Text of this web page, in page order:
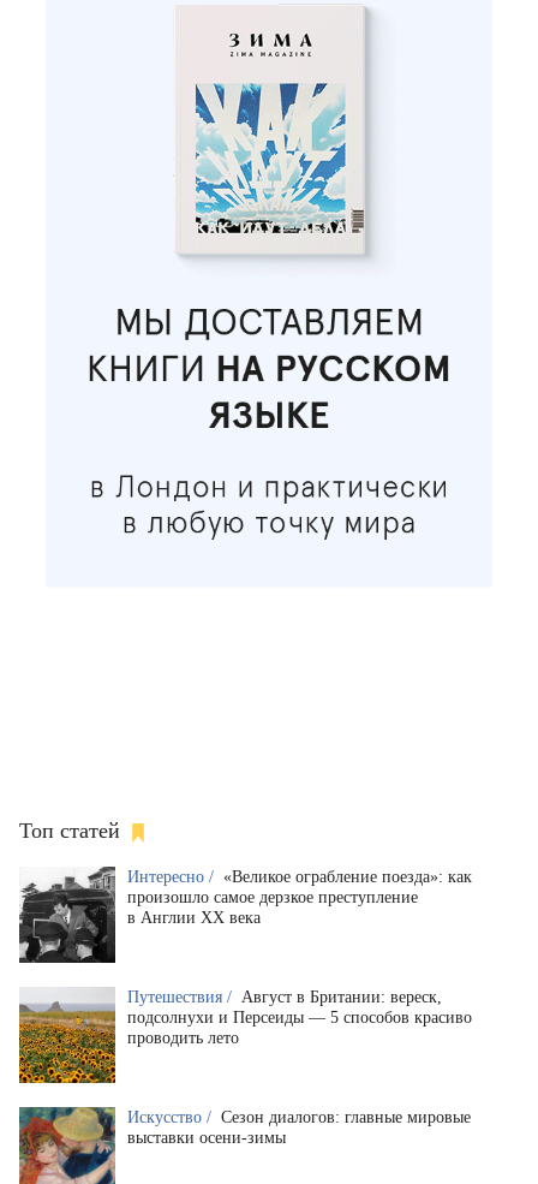
Топ статей
Интересно / «Великое ограбление поезда»: как
произошло самое дерзкое преступление
в Англии XX века
Путешествия / Август в Британии: вереск,
подсолнухи и Персеиды — 5 способов красиво
проводить лето
Искусство / Сезон диалогов: главные мировые
выставки осени-зимы